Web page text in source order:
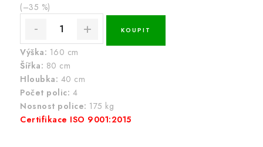
(–35 %)
Výška: 160 cm
Šířka: 80 cm
Hloubka: 40 cm
Počet polic: 4
Nosnost police: 175 kg
Certifikace ISO 9001:2015